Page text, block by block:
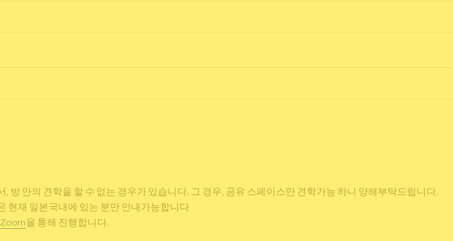
, 방 안의 견학을 할 수 없는 경우가 있습니다. 그 경우, 공유 스페이스만 견학가능 하니 양해부탁드립니다.
현재 일본국내에 있는 분만 안내가능합니다
Zoom을 통해 진행합니다.